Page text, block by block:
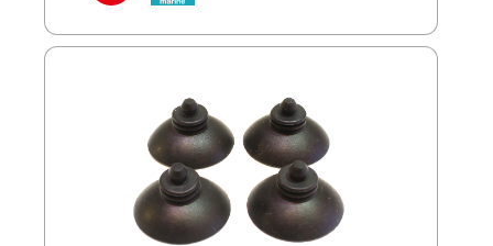
économe en énergie a seulement besoin de
succès, toute la technologie est compris –
écumeur EHEIM skim marine 100, pompe à
air EHEIM air pump 100, filtre intérieur EHEIM
miniUP et pompe de circulation EHEIM
streamON+ 3500. Tout vient de ce pack
sérénité.EHEIM aquastar63 marine est
disponible en noir et blanc, 60x30x35